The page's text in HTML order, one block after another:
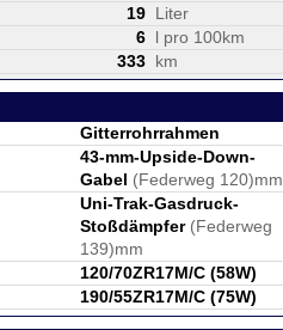
19 Liter
6 l pro 100km
333 km
Gitterrohrrahmen
43-mm-Upside-Down-
Gabel (Federweg 120)mm
Uni-Trak-Gasdruck-
Stoßdämpfer(Federweg
139)mm
120/70ZR17M/C (58W)
190/55ZR17M/C (75W)